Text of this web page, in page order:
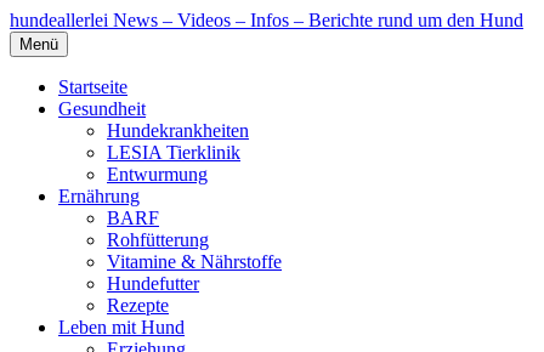
hundeallerlei News – Videos – Infos – Berichte rund um den Hund
Menü
Startseite
Gesundheit
Hundekrankheiten
LESIA Tierklinik
Entwurmung
Ernährung
BARF
Rohfütterung
Vitamine & Nährstoffe
Hundefutter
Rezepte
Leben mit Hund